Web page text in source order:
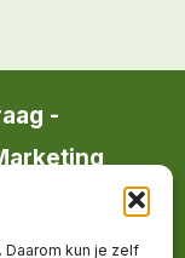
kun je zelf
-
van